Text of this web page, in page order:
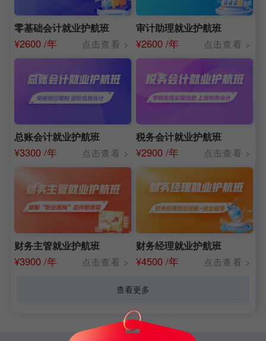
零基础会计就业护航班
¥2600 /年 点击查看 >
审计助理就业护航班
¥2600 /年 点击查看 >
总账会计就业护航班
¥3300 /年 点击查看 >
税务会计就业护航班
¥2900 /年 点击查看 >
财务主管就业护航班
¥3900 /年 点击查看 >
财务经理就业护航班
¥4500 /年 点击查看 >
查看更多